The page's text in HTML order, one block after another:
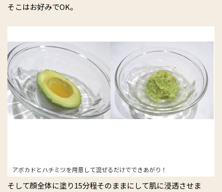
そこはお好みでOK。
アボカドとハチミツを用意して混ぜるだけでできあがり！
そして顔全体に塗り15分程そのままにして肌に浸透させま